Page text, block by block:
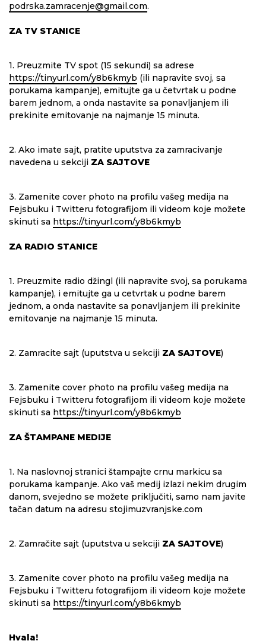
podrska.zamracenje@gmail.com.
ZA TV STANICE
1. Preuzmite TV spot (15 sekundi) sa adrese
https://tinyurl.com/y8b6kmyb (ili napravite svoj, sa
porukama kampanje), emitujte ga u četvrtak u podne
barem jednom, a onda nastavite sa ponavljanjem ili
prekinite emitovanje na najmanje 15 minuta.
2. Ako imate sajt, pratite uputstva za zamracivanje
navedena u sekciji ZA SAJTOVE
3. Zamenite cover photo na profilu vašeg medija na
Fejsbuku i Twitteru fotografijom ili videom koje možete
skinuti sa https://tinyurl.com/y8b6kmyb
ZA RADIO STANICE
1. Preuzmite radio džingl (ili napravite svoj, sa porukama
kampanje), i emitujte ga u cetvrtak u podne barem
jednom, a onda nastavite sa ponavljanjem ili prekinite
emitovanje na najmanje 15 minuta.
2. Zamracite sajt (uputstva u sekciji ZA SAJTOVE)
3. Zamenite cover photo na profilu vašeg medija na
Fejsbuku i Twitteru fotografijom ili videom koje možete
skinuti sa https://tinyurl.com/y8b6kmyb
ZA ŠTAMPANE MEDIJE
1. Na naslovnoj stranici štampajte crnu markicu sa
porukama kampanje. Ako vaš medij izlazi nekim drugim
danom, svejedno se možete priključiti, samo nam javite
tačan datum na adresu stojimuzvranjske.com
2. Zamračite sajt (uputstva u sekciji ZA SAJTOVE)
3. Zamenite cover photo na profilu vašeg medija na
Fejsbuku i Twitteru fotografijom ili videom koje možete
skinuti sa https://tinyurl.com/y8b6kmyb
Hvala!